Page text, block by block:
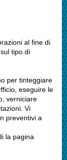
al fine di
tipo di
per tinteggiare
eseguire le
verniciare
Vi
preventivi a
la pagina